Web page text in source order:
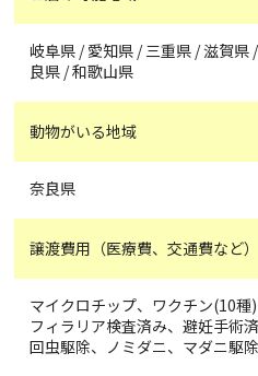
岐阜県 / 愛知県 / 三重県 / 滋賀県
良県 / 和歌山県
動物がいる地域
奈良県
譲渡費用（医療費、交通費など）
マイクロチップ、ワクチン(10種)
フィラリア検査済み、避妊手術
回虫駆除、ノミダニ、マダニ駆